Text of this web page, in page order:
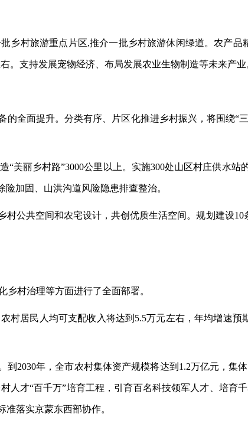
乡村旅游重点片区,推介一批乡村旅游休闲绿道。农产品
。支持发展宠物经济、布局发展农业生物制造等未来产业
的全面提升。分类有序、片区化推进乡村振兴，将围绕“
“美丽乡村路”3000公里以上。实施300处山区村庄供水站
加固、山洪沟道风险隐患排查整治。
村公共空间和农宅设计，共创优质生活空间。规划建设
村治理等方面进行了全面部署。
农村居民人均可支配收入将达到5.5万元左右，年均增速预
到2030年，全市农村集体资产规模将达到1.2万亿元，集
才“百千万”培育工程，引育百名科技领军人才、培育
落实京蒙东西部协作。